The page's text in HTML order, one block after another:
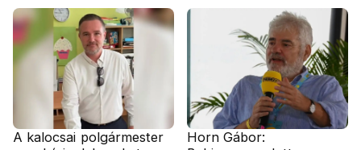
A kalocsai polgármester
Horn Gábor: